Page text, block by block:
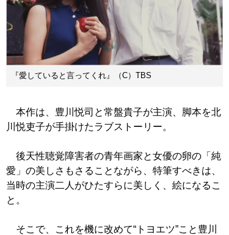
『愛していると言ってくれ』（C）TBS
本作は、豊川悦司と常盤貴子が主演、脚本を北
川悦吏子が手掛けたラブストーリー。
後天性聴覚障害者の青年画家と女優の卵の「純
愛」の美しさもさることながら、特筆すべきは、
当時の主演二人がひたすらに美しく、絵になるこ
と。
そこで、これを機に改めて“トヨエツ”こと豊川